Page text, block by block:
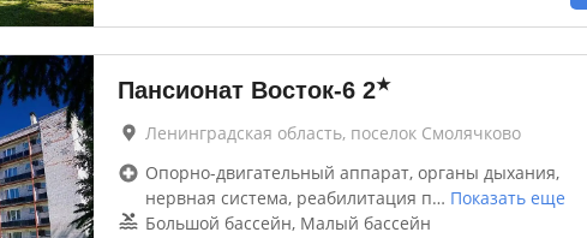
Пансионат Восток-6 2★
Ленинградская область, поселок Смолячково
Опорно-двигательный аппарат, органы дыхания,
нервная система, реабилитация п… Показать еще
Большой бассейн, Малый бассейн